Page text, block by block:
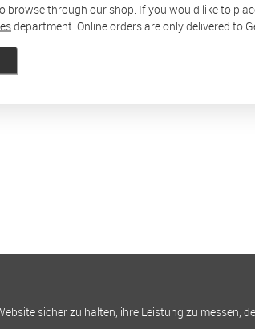
browse through our shop. If you would like to
department. Online orders are only delivered to
sicher zu halten, ihre Leistung zu